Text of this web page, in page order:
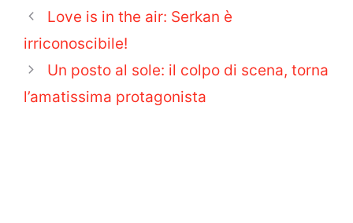
Love is in the air: Serkan è
irriconoscibile!
Un posto al sole: il colpo di scena, torna
l’amatissima protagonista